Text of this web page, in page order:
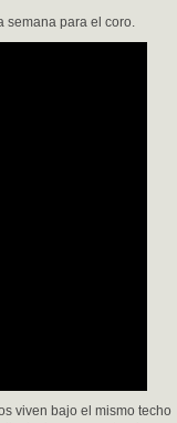
semana para el coro.
viven bajo el mismo techo